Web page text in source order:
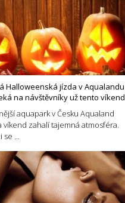
Halloweenská jízda v Aqualandu
na návštěvníky už tento víkend
aquapark v Česku Aqualand
víkend zahalí tajemná atmosféra.
se ...